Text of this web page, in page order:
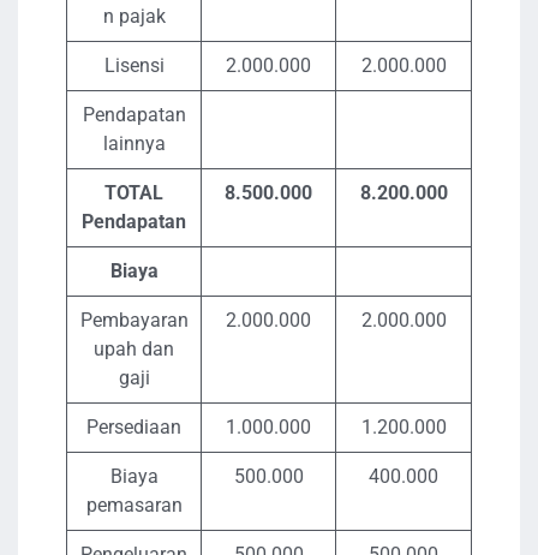
n pajak
Lisensi 2.000.000 2.000.000
Pendapatan
lainnya
TOTAL
Pendapatan
8.500.000 8.200.000
Biaya
Pembayaran
upah dan
gaji
2.000.000 2.000.000
Persediaan 1.000.000 1.200.000
Biaya
pemasaran
500.000 400.000